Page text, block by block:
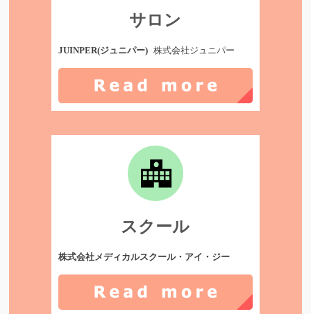
サロン
JUINPER(ジュニパー) 株式会社ジュニパー
スクール
株式会社メディカルスクール・アイ・ジー